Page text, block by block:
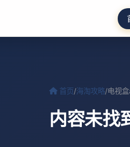
首页/海淘攻略/电视
内容未找